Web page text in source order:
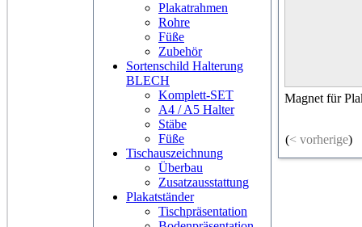
Plakatrahmen
Rohre
Füße
Zubehör
Sortenschild Halterung
BLECH
Komplett-SET
A4 / A5 Halter
Stäbe
Füße
Tischauszeichnung
Überbau
Zusatzausstattung
Plakatständer
Tischpräsentation
Magnet für
(< vorherige)